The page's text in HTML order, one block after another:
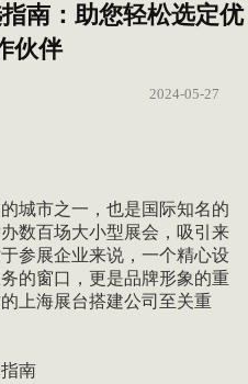
南：助您轻松选定优
伙伴
2024-05-27
城市之一，也是国际知名的
数百场大小型展会，吸引来
参展企业来说，一个精心设
的窗口，更是品牌形象的重
上海展台搭建公司至关重
南